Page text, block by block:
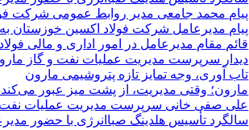
پیام محمد جامعی مدیر روابط عمومی شرکت
پیام مدیرعامل شرکت فولاد اکسین خوزستان
قائم مقام مدیرعامل در امور اداری و مالی
دیدار سرپرست مدیریت عملیات نفت و گاز
تاب آوری، وجه تمایز تازه پتروشیمی مارون
مارون؛ وقتی مدیریت، از پشت میز عبور
علی صفی خانی سرپرست مدیریت عملیات
سالگرد تأسیس هلدینگ صباانرژی با حضور